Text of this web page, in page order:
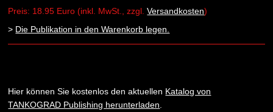
Preis: 18.95 Euro (inkl. MwSt., zzgl.Versandkosten)
> Die Publikation in den Warenkorb legen.
Hier können Sie kostenlos den aktuellen Katalog von
TANKOGRAD Publishing herunterladen